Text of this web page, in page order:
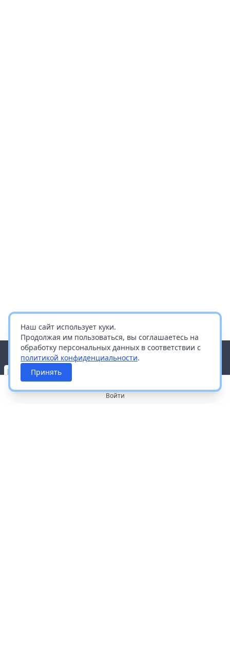
Наш сайт использует куки.
Продолжая им пользоваться, вы соглашаетесь на
обработку персональных данных в соответствии с
политикой конфиденциальности.
Принять
Войти